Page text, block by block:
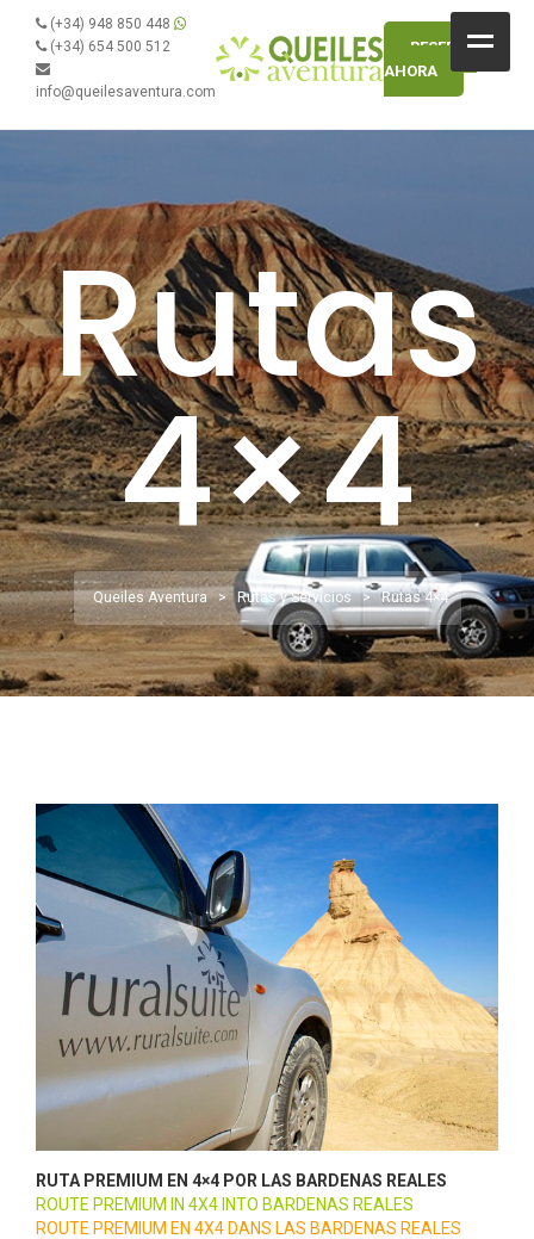
Rutas y Servicios
Tarifas
Contacto
Blog
(+34) 948 850 448
(+34) 654 500 512
info@queilesaventura.com
RESERVA
AHORA
Rutas
4×4
Queiles Aventura > Rutas y Servicios > Rutas 4×4
RUTA PREMIUM EN 4×4 POR LAS BARDENAS REALES
ROUTE PREMIUM IN 4X4 INTO BARDENAS REALES
ROUTE PREMIUM EN 4X4 DANS LAS BARDENAS REALES